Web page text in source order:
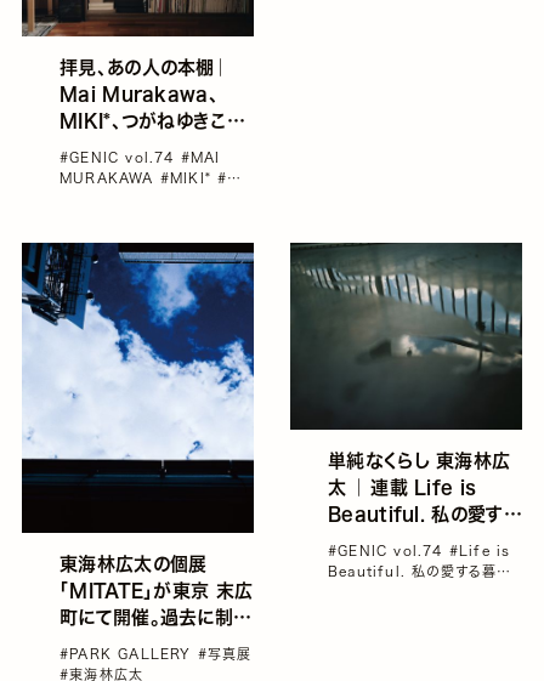
拝見、あの人の本棚｜
Mai Murakawa、
MIKI*、つがねゆきこ、
#GENIC vol.74 #MAI
MURAKAWA #MIKI*#あ
東海林広太の個展
「MITATE」が東京 末広
町にて開催。過去に制作
した作品を自身と関わり
のある複数の他者に委
#PARK GALLERY #写真展
#東海林広太
単純なくらし 東海林広
太 ｜ 連載 Life is
Beautiful. 私の愛する
#GENIC vol.74 #Life is
Beautiful. 私の愛する暮らし